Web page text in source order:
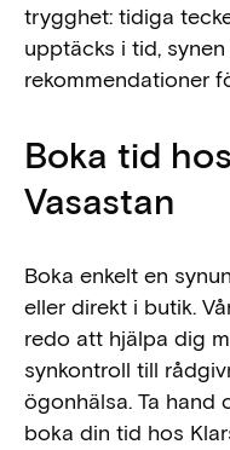
trygghet: tidiga
upptäcks i tid,
rekommendationer
Boka tid
Vasastan
Boka enkelt en
eller direkt i butik.
redo att hjälpa dig
synkontroll till
ögonhälsa. Ta
boka din tid hos